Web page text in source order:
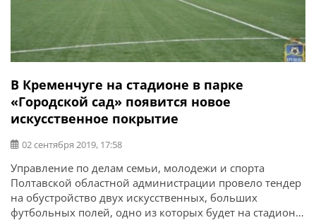
В Кременчуге на стадионе в парке
«Городской сад» появится новое
искусственное покрытие
02 сентября 2019, 17:58
Управление по делам семьи, молодежи и спорта
Полтавской областной администрации провело тендер
на обустройство двух искусственных, больших
футбольных полей, одно из которых будет на стадионе